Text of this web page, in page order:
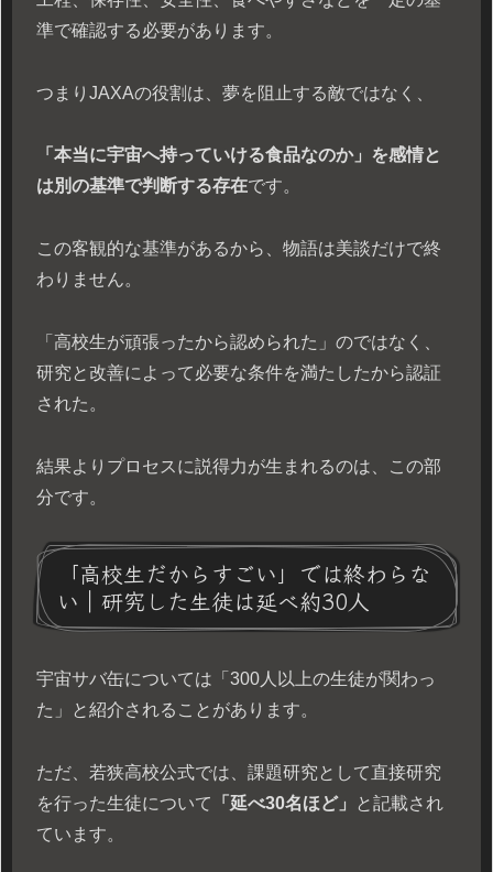
準で確認する必要があります。
つまりJAXAの役割は、夢を阻止する敵ではなく、
「本当に宇宙へ持っていける食品なのか」を感情と
は別の基準で判断する存在です。
この客観的な基準があるから、物語は美談だけで終
わりません。
「高校生が頑張ったから認められた」のではなく、
研究と改善によって必要な条件を満たしたから認証
された。
結果よりプロセスに説得力が生まれるのは、この部
分です。
「高校生だからすごい」では終わらな
い｜研究した生徒は延べ約30人
宇宙サバ缶については「300人以上の生徒が関わっ
た」と紹介されることがあります。
ただ、若狭高校公式では、課題研究として直接研究
を行った生徒について
「延べ30名ほど」
と記載され
ています。